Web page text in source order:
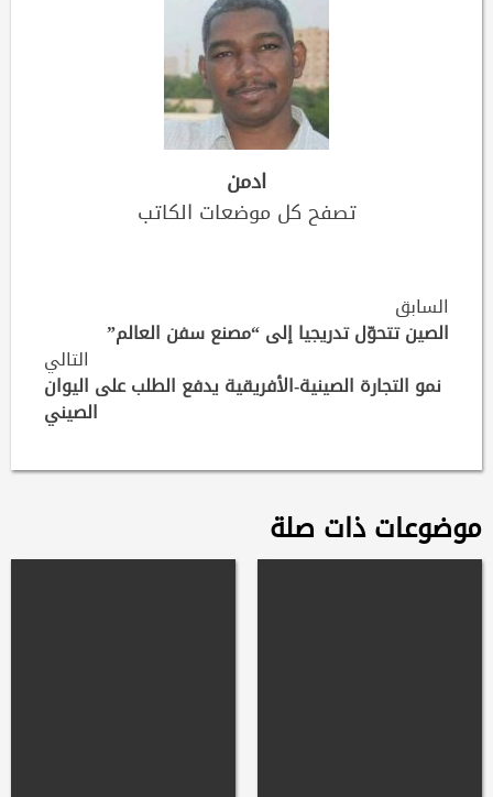
ادمن
تصفح كل موضعات الكاتب
Continue
Reading
السابق
الصين تتحوّل تدريجيا إلى “مصنع سفن العالم”
التالي
نمو التجارة الصينية-الأفريقية يدفع الطلب على اليوان
الصيني
موضوعات ذات صلة